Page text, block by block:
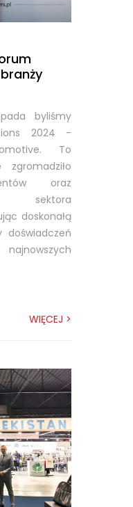
byliśmy
2024 -
To
zgromadziło
oraz
sektora
doskonałą
WIĘCEJ >